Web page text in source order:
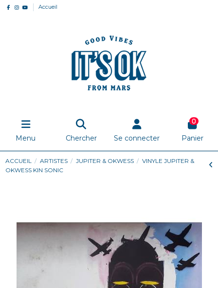
Accueil
Menu Chercher Se connecter
0
Panier
ACCUEIL ARTISTES JUPITER & OKWESS
VINYLE JUPITER &
OKWESS KIN SONIC